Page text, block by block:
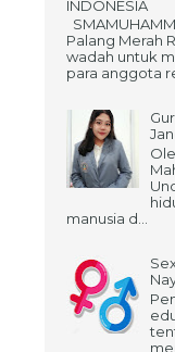
INDONESIA
Palang Merah
wadah untuk
para anggota
manusia d...